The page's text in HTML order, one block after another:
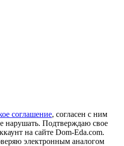
соглашение, согласен с ним
нарушать. Подтверждаю свое
на сайте Dom-Eda.com.
электронным аналогом